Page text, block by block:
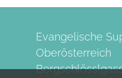
Evangelische
Oberösterreich